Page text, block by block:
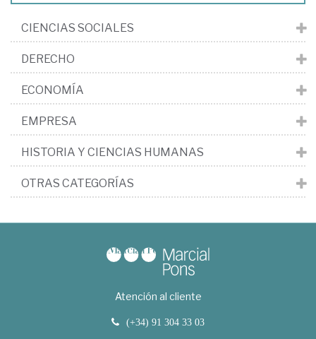
CIENCIAS SOCIALES
DERECHO
ECONOMÍA
EMPRESA
HISTORIA Y CIENCIAS HUMANAS
OTRAS CATEGORÍAS
Atención al cliente
(+34) 91 304 33 03